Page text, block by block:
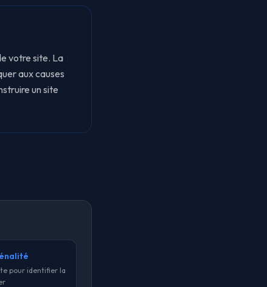
votre site. La
aux causes
un site
pour identifier la